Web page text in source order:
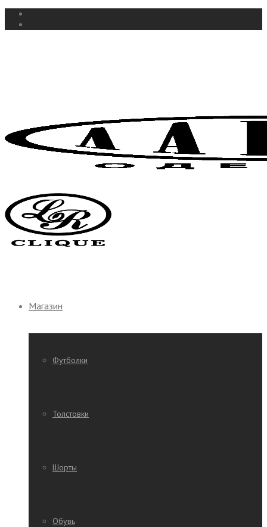
Магазин
Футболки
Толстовки
Шорты
Обувь